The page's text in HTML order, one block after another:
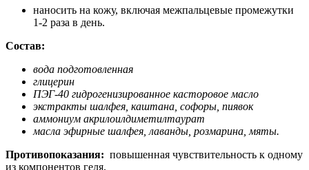
наносить на кожу, включая межпальцевые промежутки
1-2 раза в день.
Состав:
вода подготовленная
глицерин
ПЭГ-40 гидрогенизированное касторовое масло
экстракты шалфея, каштана, софоры, пиявок
аммониум акрилоилдиметилтаурат
масла эфирные шалфея, лаванды, розмарина, мяты.
Противопоказания: повышенная чувствительность к одному
из компонентов геля.